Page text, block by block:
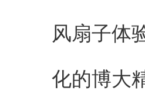
风扇子体
化的博大